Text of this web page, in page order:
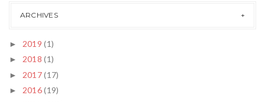
ARCHIVES
► 2019(1)
► 2018(1)
► 2017(17)
► 2016(19)